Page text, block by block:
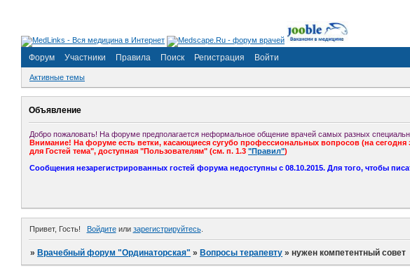
Форум Участники Правила Поиск Регистрация Войти
Активные темы
Объявление
Добро пожаловать! На форуме предполагается неформальное общение врачей самых разных
Внимание! На форуме есть ветки, касающиеся сугубо профессиональных вопросов (на
для Гостей тема", доступная "Пользователям" (см. п. 1.3 "Правил")
Сообщения незарегистрированных гостей форума недоступны с 08.10.2015. Для того, чтобы
Привет, Гость! Войдитеили зарегистрируйтесь.
» Врачебный форум "Ординаторская" » Вопросы терапевту »нужен компетентный совет